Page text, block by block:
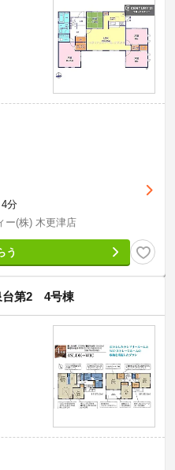
分
ー(株) 木更津店
う
台第2 4号棟